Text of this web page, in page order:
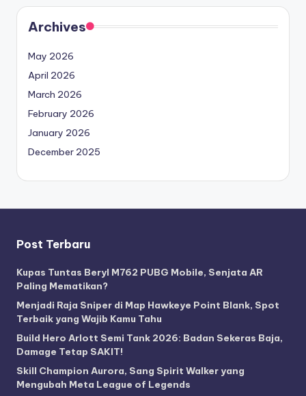
Archives
May 2026
April 2026
March 2026
February 2026
January 2026
December 2025
Post Terbaru
Kupas Tuntas Beryl M762 PUBG Mobile, Senjata AR
Paling Mematikan?
Menjadi Raja Sniper di Map Hawkeye Point Blank, Spot
Terbaik yang Wajib Kamu Tahu
Build Hero Arlott Semi Tank 2026: Badan Sekeras Baja,
Damage Tetap SAKIT!
Skill Champion Aurora, Sang Spirit Walker yang
Mengubah Meta League of Legends